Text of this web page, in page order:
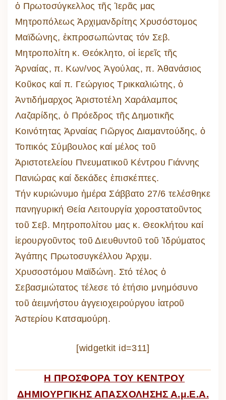
ὁ Πρωτοσύγκελλος τῆς Ἱερᾶς μας
Μητροπόλεως Ἀρχιμανδρίτης Χρυσόστομος
Μαϊδώνης, ἐκπροσωπώντας τόν Σεβ.
Μητροπολίτη κ. Θεόκλητο, οἱ ἱερεῖς τῆς
Ἀρναίας, π. Κων/νος Ἀγούλας, π. Ἀθανάσιος
Κοῦκος καί π. Γεώργιος Τρικκαλιώτης, ὁ
Ἀντιδήμαρχος Ἀριστοτέλη Χαράλαμπος
Λαζαρίδης, ὁ Πρόεδρος τῆς Δημοτικῆς
Κοινότητας Ἀρναίας Γιῶργος Διαμαντούδης, ὁ
Τοπικός Σύμβουλος καί μέλος τοῦ
Ἀριστοτελείου Πνευματικοῦ Κέντρου Γιάννης
Πανιώρας καί δεκάδες ἐπισκέπτες.
Τήν κυριώνυμο ἡμέρα Σάββατο 27/6 τελέσθηκε
πανηγυρική Θεία Λειτουργία χοροστατοῦντος
τοῦ Σεβ. Μητροπολίτου μας κ. Θεοκλήτου καί
ἱερουργοῦντος τοῦ Διευθυντοῦ τοῦ Ἱδρύματος
Ἀγάπης Πρωτοσυγκέλλου Ἀρχιμ.
Χρυσοστόμου Μαϊδώνη. Στό τέλος ὁ
Σεβασμιώτατος τέλεσε τό ἐτήσιο μνημόσυνο
τοῦ ἀειμνήστου ἀγγειοχειρούργου ἱατροῦ
Ἀστερίου Κατσαμούρη.
[widgetkit id=311]
Η ΠΡΟΣΦΟΡΑ ΤΟΥ ΚΕΝΤΡΟΥ
ΔΗΜΙΟΥΡΓΙΚΗΣ ΑΠΑΣΧΟΛΗΣΗΣ Α.μ.Ε.Α.